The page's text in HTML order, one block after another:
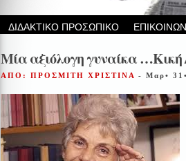
ΔΙΔΑΚΤΙΚΟ ΠΡΟΣΩΠΙΚΟ
Μία αξιόλογη γυναίκα
ΑΠΟ: ΠΡΟΣΜΙΤΗ ΧΡΙΣΤΙΝΑ - Μαρ•